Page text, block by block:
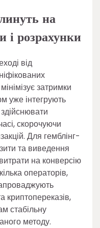
на
і розрахунки
від
затримки
уже інтегрують
скорочуючи
Для гемблінг-
та виведення
на конверсію
операторів,
криптопереказів,
стабільну
методу.